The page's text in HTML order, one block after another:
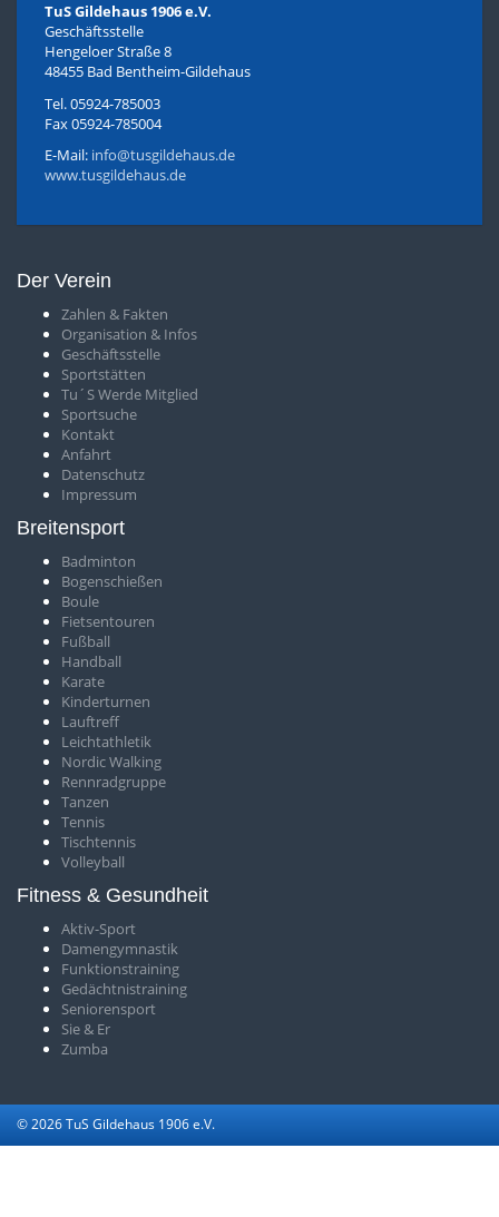
TuS Gildehaus 1906 e.V.
Geschäftsstelle
Hengeloer Straße 8
48455 Bad Bentheim-Gildehaus
Tel. 05924-785003
Fax 05924-785004
E-Mail: info@tusgildehaus.de
www.tusgildehaus.de
Der Verein
Zahlen & Fakten
Organisation & Infos
Geschäftsstelle
Sportstätten
Tu´S Werde Mitglied
Sportsuche
Kontakt
Anfahrt
Datenschutz
Impressum
Breitensport
Badminton
Bogenschießen
Boule
Fietsentouren
Fußball
Handball
Karate
Kinderturnen
Lauftreff
Leichtathletik
Nordic Walking
Rennradgruppe
Tanzen
Tennis
Tischtennis
Volleyball
Fitness & Gesundheit
Aktiv-Sport
Damengymnastik
Funktionstraining
Gedächtnistraining
Seniorensport
Sie & Er
Zumba
© 2026 TuS Gildehaus 1906 e.V.